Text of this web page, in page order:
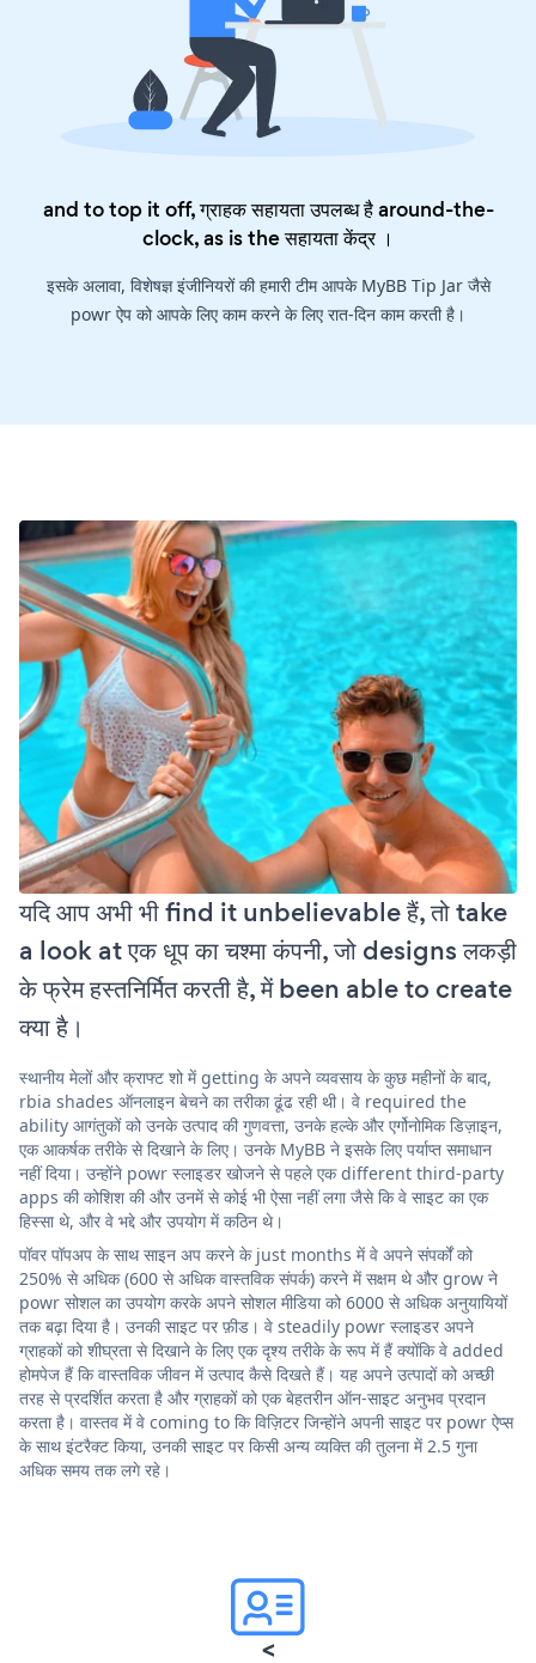
and to top it off, ग्राहक सहायता उपलब्ध है around-the-
clock, as is theसहायता केंद्र।
इसके अलावा, विशेषज्ञ इंजीनियरों की हमारी टीम आपके MyBB Tip Jar जैसे
powr ऐप को आपके लिए काम करने के लिए रात-दिन काम करती है।
यदि आप अभी भी find it unbelievable हैं, तो take
a look at एक धूप का चश्मा कंपनी, जो designs लकड़ी
के फ्रेम हस्तनिर्मित करती है, में been able to create
क्या है।
स्थानीय मेलों और क्राफ्ट शो में getting के अपने व्यवसाय के कुछ महीनों के बाद,
rbia shades ऑनलाइन बेचने का तरीका ढूंढ रही थी। वे required the
ability आगंतुकों को उनके उत्पाद की गुणवत्ता, उनके हल्के और एर्गोनोमिक डिज़ाइन,
एक आकर्षक तरीके से दिखाने के लिए। उनके MyBB ने इसके लिए पर्याप्त समाधान
नहीं दिया। उन्होंने powr स्लाइडर खोजने से पहले एक different third-party
apps की कोशिश की और उनमें से कोई भी ऐसा नहीं लगा जैसे कि वे साइट का एक
हिस्सा थे, और वे भद्दे और उपयोग में कठिन थे।
पॉवर पॉपअप के साथ साइन अप करने के just months में वे अपने संपर्कों को
250% से अधिक (600 से अधिक वास्तविक संपर्क) करने में सक्षम थे और grow ने
powr सोशल का उपयोग करके अपने सोशल मीडिया को 6000 से अधिक अनुयायियों
तक बढ़ा दिया है। उनकी साइट पर फ़ीड। वे steadily powr स्लाइडर अपने
ग्राहकों को शीघ्रता से दिखाने के लिए एक दृश्य तरीके के रूप में हैं क्योंकि वे added
होमपेज हैं कि वास्तविक जीवन में उत्पाद कैसे दिखते हैं। यह अपने उत्पादों को अच्छी
तरह से प्रदर्शित करता है और ग्राहकों को एक बेहतरीन ऑन-साइट अनुभव प्रदान
करता है। वास्तव में वे coming to कि विज़िटर जिन्होंने अपनी साइट पर powr ऐप्स
के साथ इंटरैक्ट किया, उनकी साइट पर किसी अन्य व्यक्ति की तुलना में 2.5 गुना
अधिक समय तक लगे रहे।
<